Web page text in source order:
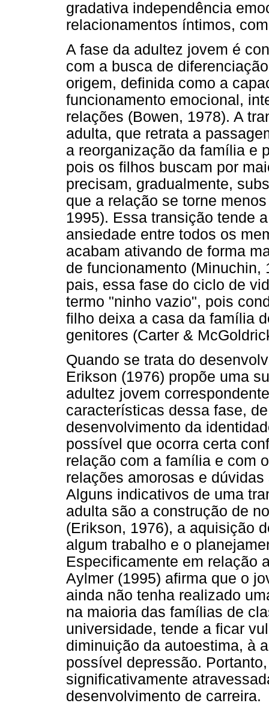
gradativa independência
relacionamentos íntimos,
A fase da adultez jovem é
com a busca de
origem, definida como a
funcionamento emocional,
relações (Bowen, 1978). A
adulta, que retrata a
a reorganização da família e
pois os filhos buscam por
precisam, gradualmente,
que a relação se torne
1995). Essa transição tende
ansiedade entre todos os
acabam ativando de forma
de funcionamento (Minuchin,
pais, essa fase do ciclo de
termo "ninho vazio", pois
filho deixa a casa da família
genitores (Carter &
Quando se trata do
Erikson (1976) propõe uma
adultez jovem
características dessa fase,
desenvolvimento da
possível que ocorra certa
relação com a família e com
relações amorosas e
Alguns indicativos de uma
adulta são a construção de
(Erikson, 1976), a aquisição
algum trabalho e o
Especificamente em relação
Aylmer (1995) afirma que o
ainda não tenha realizado
na maioria das famílias de
universidade, tende a ficar
diminuição da autoestima, à
possível depressão.
significativamente
desenvolvimento de carreira.